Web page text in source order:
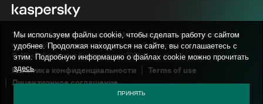
* Facebook, Instagram, WhatsApp, Meta AI принадлежат компании Meta,
признанной экстремистской организацией в России.
© АО «Лаборатория Касперского», 2026.
Политика конфиденциальности
Terms of use
Лицензионное соглашение
Мы используем файлы cookie, чтобы сделать работу с сайтом
удобнее. Продолжая находиться на сайте, вы соглашаетесь с
этим. Подробную информацию о файлах cookie можно прочитать
здесь.
ПРИНЯТЬ